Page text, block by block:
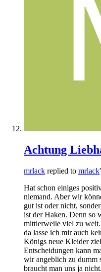
Achtung
mrlack replied to mrlack
Hat schon einiges
niemand. Aber wir
gut ist oder nicht,
ist der Haken. Denn so
mittlerweile viel zu
da lasse ich mir auch
Königs neue Kleider
Entscheidungen kann
wir angeblich zu dumm
braucht man uns ja